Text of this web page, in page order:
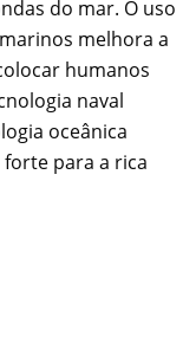
do mar. O uso
melhora a
humanos
naval
oceânica
para a rica